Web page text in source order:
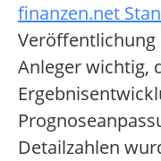
finanzen.net
Veröffentlichung
Anleger wichtig,
Detailzahlen